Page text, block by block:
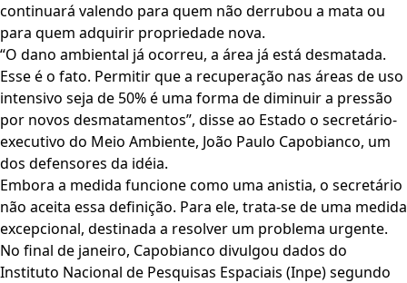
continuará valendo para quem não derrubou a mata ou
para quem adquirir propriedade nova.
“O dano ambiental já ocorreu, a área já está desmatada.
Esse é o fato. Permitir que a recuperação nas áreas de uso
intensivo seja de 50% é uma forma de diminuir a pressão
por novos desmatamentos”, disse ao Estado o secretário-
executivo do Meio Ambiente, João Paulo Capobianco, um
dos defensores da idéia.
Embora a medida funcione como uma anistia, o secretário
não aceita essa definição. Para ele, trata-se de uma medida
excepcional, destinada a resolver um problema urgente.
No final de janeiro, Capobianco divulgou dados do
Instituto Nacional de Pesquisas Espaciais (Inpe) segundo